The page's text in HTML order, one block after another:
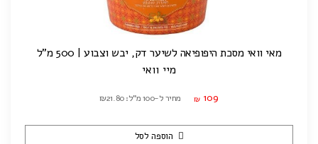
מאי וואי מסכת היפופיאה לשיער דק, יבש וצבוע | 500 מ"ל
מיי וואי
₪ 109 מחיר ל-100 מ"ל: ₪21.80
הוספה לסל